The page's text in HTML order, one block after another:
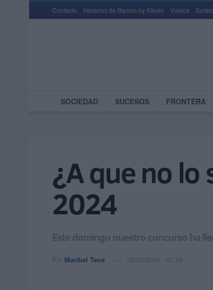
Contacto Horarios de Barcos by Kikoto Vuelos
SOCIEDAD SUCESOS FRONTERA
¿A que no lo
2024
Este domingo nuestro concurso ha
Por Maribel Tena 05/08/2024 - 02:59